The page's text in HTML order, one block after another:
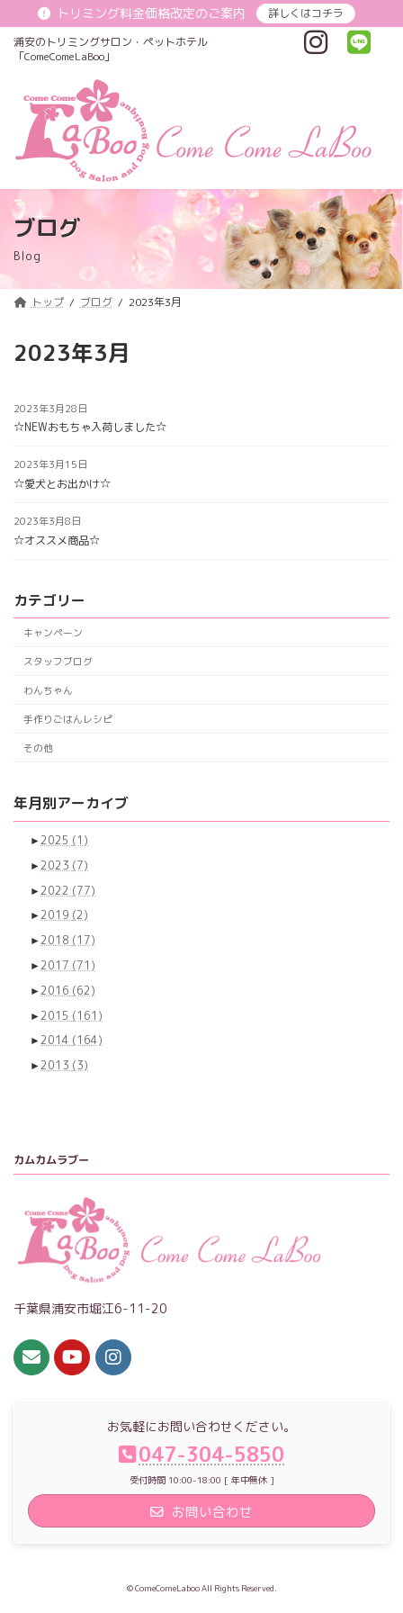
トリミング料金価格改定のご案内
詳しくはコチラ
浦安のトリミングサロン・ペットホテル
「ComeComeLaBoo」
ブログ
Blog
トップ ブログ 2023年3月
2023年3月
2023年3月28日
☆NEWおもちゃ入荷しました☆
2023年3月15日
☆愛犬とお出かけ☆
2023年3月8日
☆オススメ商品☆
カテゴリー
キャンペーン
スタッフブログ
わんちゃん
手作りごはんレシピ
その他
年月別アーカイブ
►2025 (1)
►2023 (7)
►2022 (77)
►2019 (2)
►2018 (17)
►2017 (71)
►2016 (62)
►2015 (161)
►2014 (164)
►2013 (3)
カムカムラブー
千葉県浦安市堀江6-11-20
お気軽にお問い合わせください。
047-304-5850
受付時間 10:00-18:00 [ 年中無休 ]
お問い合わせ
© ComeComeLaboo All Rights Reserved.